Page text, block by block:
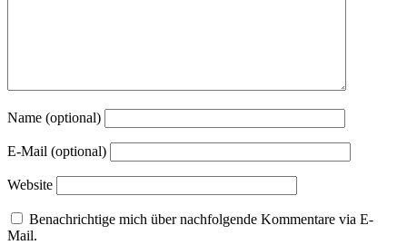
Name (optional)
E-Mail (optional)
Website
Benachrichtige mich über nachfolgende Kommentare via E-
Mail.